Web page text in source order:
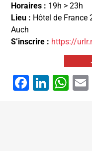
Horaires : 19h > 23h
Lieu : Hôtel de France
Auch
S’inscrire : https://